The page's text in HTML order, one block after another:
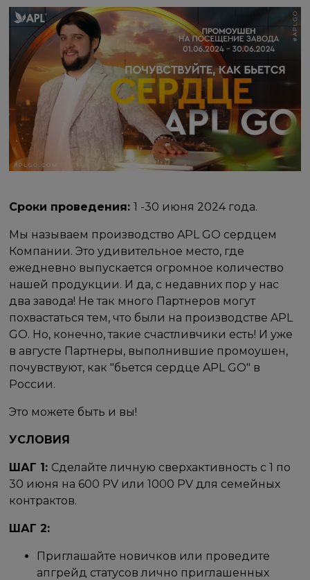
Сроки проведения:1 -30 июня 2024 года.
Мы называем производство APL GO сердцем
Компании. Это удивительное место, где
ежедневно выпускается огромное количество
нашей продукции. И да, с недавних пор у нас
два завода! Не так много Партнеров могут
похвастаться тем, что были на производстве APL
GO. Но, конечно, такие счастливчики есть! И уже
в августе Партнеры, выполнившие промоушен,
почувствуют, как "бьется сердце APL GO" в
России.
Это можете быть и вы!
УСЛОВИЯ
ШАГ 1: Сделайте личную сверхактивность с 1 по
30 июня на 600 PV или 1000 PV для семейных
контрактов.
ШАГ 2:
Приглашайте новичков или проведите
апгрейд статусов лично приглашенных